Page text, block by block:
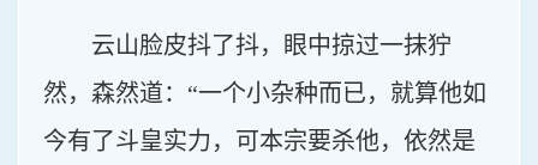
云山脸皮抖了抖，眼中掠过一抹狞
然，森然道：“一个小杂种而已，就算他如
今有了斗皇实力，可本宗要杀他，依然是